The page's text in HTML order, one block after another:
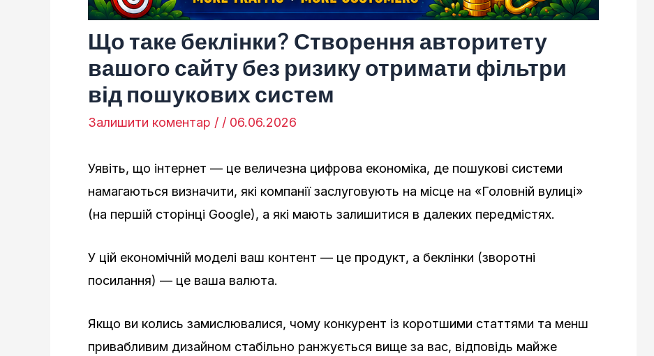
Що таке беклінки? Створення авторитету
вашого сайту без ризику отримати фільтри
від пошукових систем
Залишити коментар / / 06.06.2026
Уявіть, що інтернет — це величезна цифрова економіка, де пошукові системи
намагаються визначити, які компанії заслуговують на місце на «Головній вулиці»
(на першій сторінці Google), а які мають залишитися в далеких передмістях.
У цій економічній моделі ваш контент — це продукт, а беклінки (зворотні
посилання) — це ваша валюта.
Якщо ви колись замислювалися, чому конкурент із коротшими статтями та менш
привабливим дизайном стабільно ранжується вище за вас, відповідь майже